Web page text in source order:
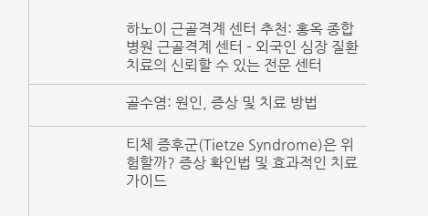
하노이 근골격계 센터 추천: 홍옥 종합
병원 근골격계 센터 - 외국인 심장 질환
치료의 신뢰할 수 있는 전문 센터
골수염: 원인, 증상 및 치료 방법
티체 증후군(Tietze Syndrome)은 위
험할까? 증상 확인법 및 효과적인 치료
가이드